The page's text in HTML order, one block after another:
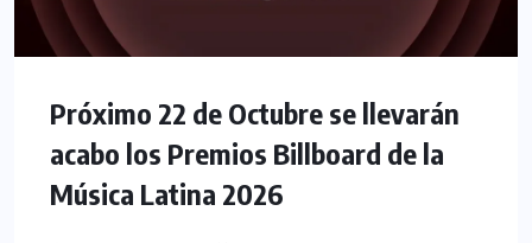
Próximo 22 de Octubre se llevarán
acabo los Premios Billboard de la
Música Latina 2026